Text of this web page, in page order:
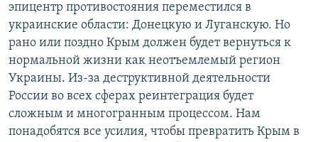
эпицентр противостояния переместился в
украинские области: Донецкую и Луганскую. Но
рано или поздно Крым должен будет вернуться к
нормальной жизни как неотъемлемый регион
Украины. Из-за деструктивной деятельности
России во всех сферах реинтеграция будет
сложным и многогранным процессом. Нам
понадобятся все усилия, чтобы превратить Крым в